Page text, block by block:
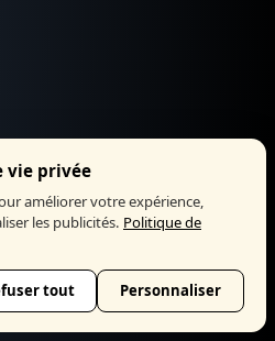
vie privée
améliorer votre expérience,
les publicités. Politique de
tout Personnaliser